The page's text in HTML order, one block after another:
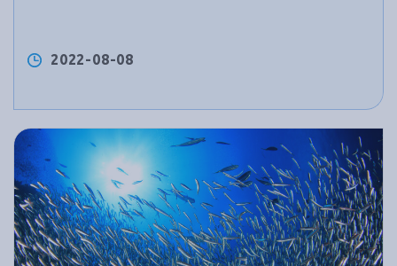
2022-08-08